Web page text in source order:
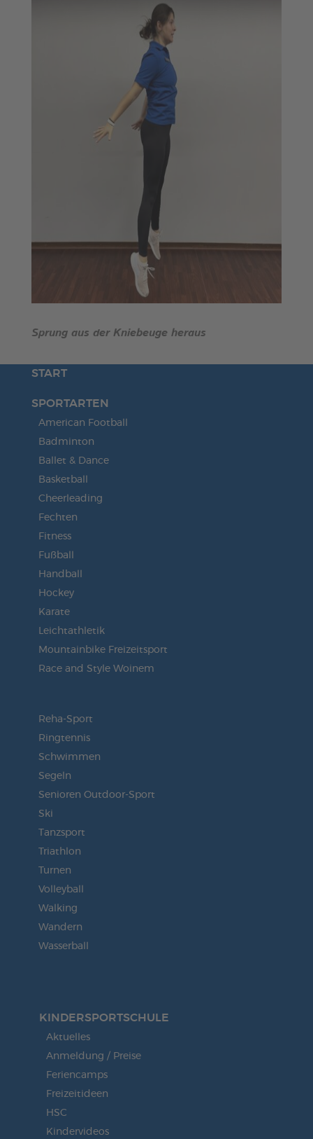
Sprung aus der Kniebeuge heraus
START
SPORTARTEN
American Football
Badminton
Ballet & Dance
Basketball
Cheerleading
Fechten
Fitness
Fußball
Handball
Hockey
Karate
Leichtathletik
Mountainbike Freizeitsport
Race and Style Woinem
Reha-Sport
Ringtennis
Schwimmen
Segeln
Senioren Outdoor-Sport
Ski
Tanzsport
Triathlon
Turnen
Volleyball
Walking
Wandern
Wasserball
KINDERSPORT­SCHULE
Aktuelles
Anmeldung / Preise
Feriencamps
Freizeitideen
HSC
Kindervideos